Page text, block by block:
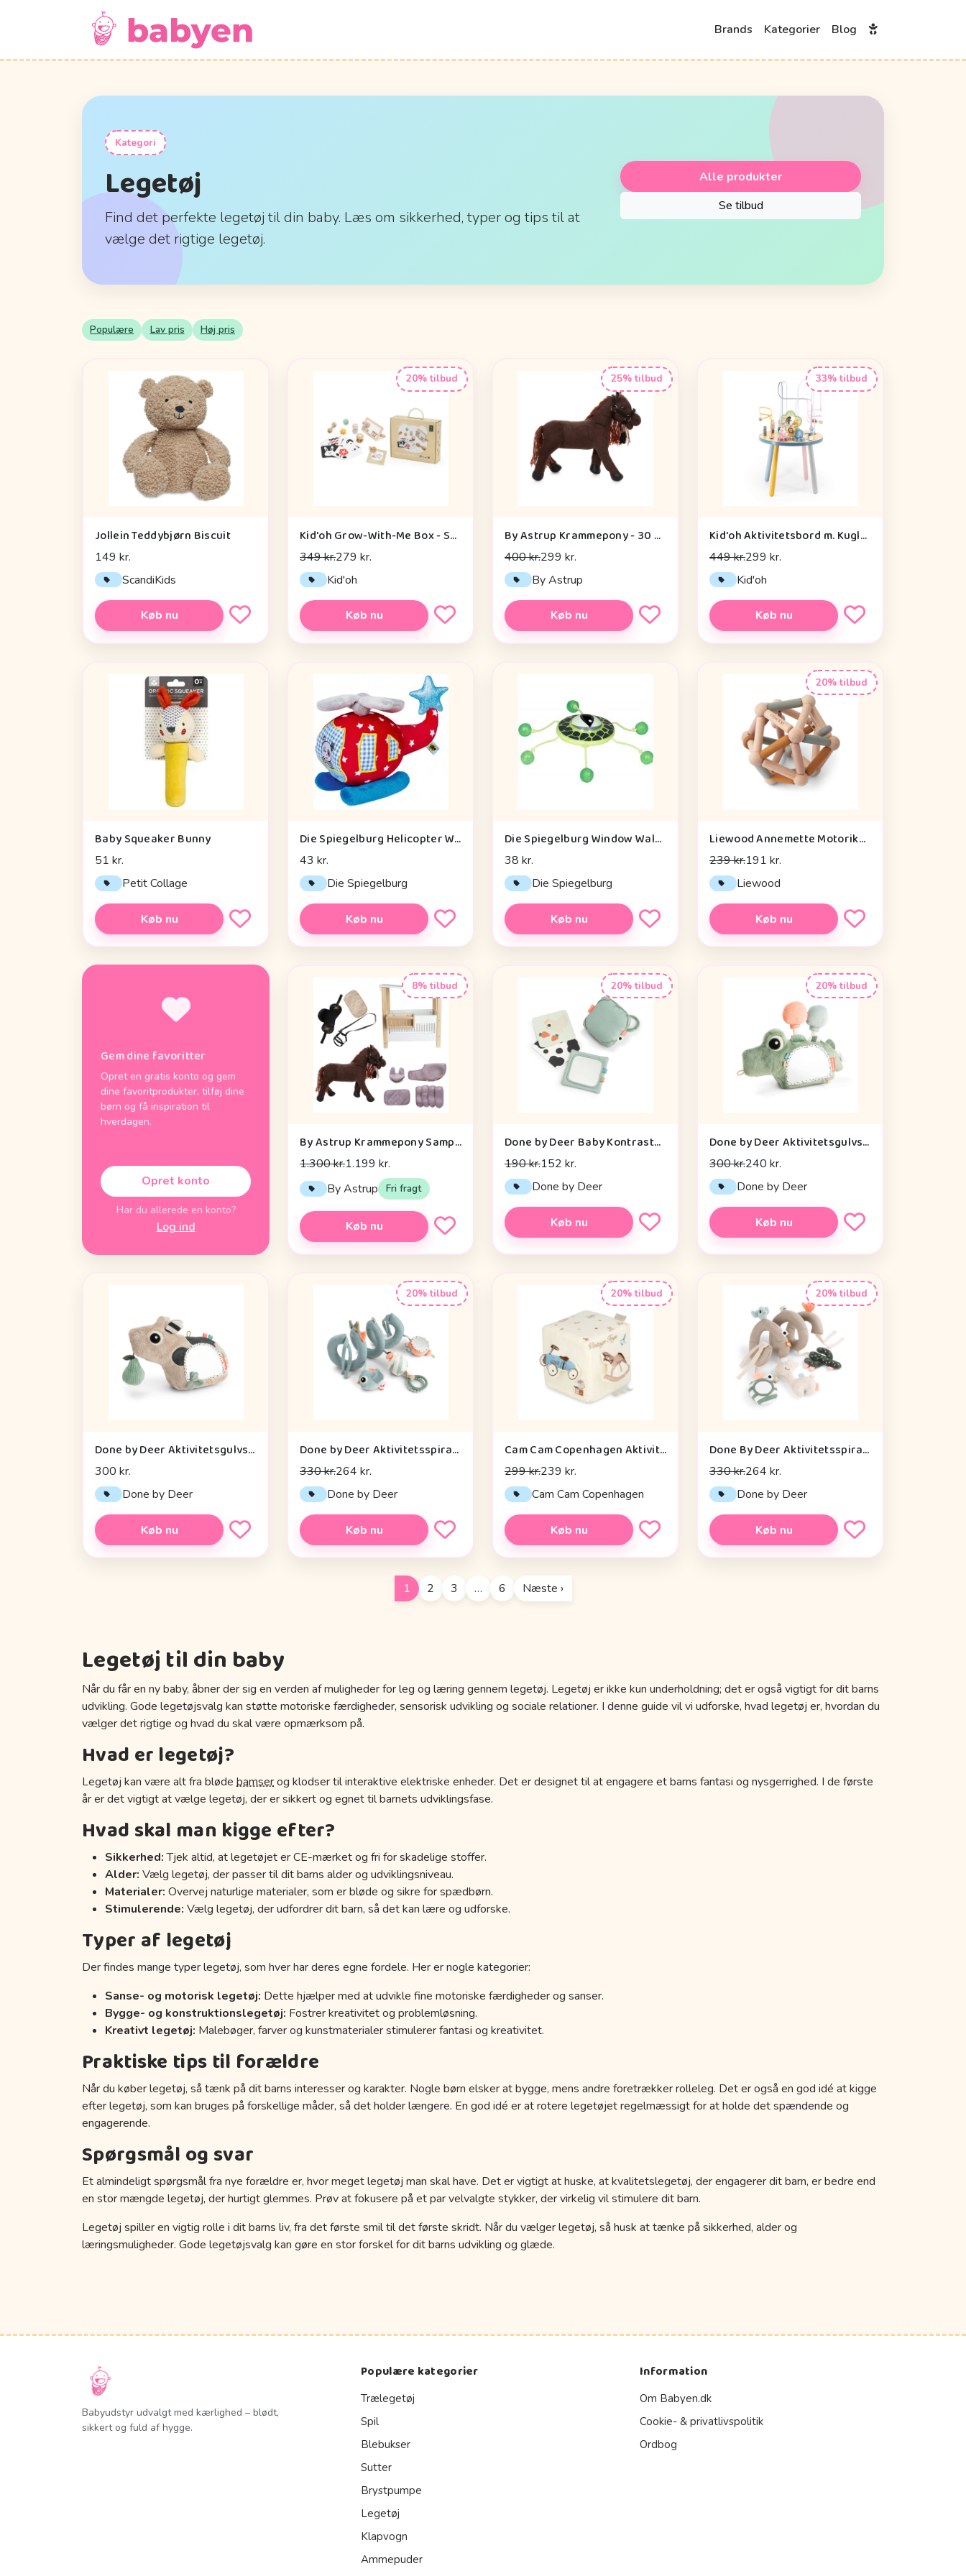
Brands Kategorier Blog
Kategori
Legetøj
Find det perfekte legetøj til din baby. Læs om sikkerhed, typer og tips til at
vælge det rigtige legetøj.
Alle produkter
Se tilbud
Populære Lav pris Høj pris
Jollein Teddybjørn Biscuit
149 kr.
ScandiKids
Køb nu
20% tilbud
Kid'oh Grow-With-Me Box - Sensory Seekers (0-6 mdr.)
349 kr.279 kr.
Kid'oh
Køb nu
25% tilbud
By Astrup Krammepony - 30 cm. - Pixie - Brun
400 kr.299 kr.
By Astrup
Køb nu
33% tilbud
Kid'oh Aktivitetsbord m. Kuglespiraler
449 kr.299 kr.
Kid'oh
Køb nu
Baby Squeaker Bunny
51 kr.
Petit Collage
Køb nu
Die Spiegelburg Helicopter With Vibration Module Baby Charms - Legetøj
43 kr.
Die Spiegelburg
Køb nu
Die Spiegelburg Window Walker Wild+cool - Legetøj
38 kr.
Die Spiegelburg
Køb nu
20% tilbud
Liewood Annemette Motorikbold - Mustard Multi Mix
239 kr.191 kr.
Liewood
Køb nu
Gem dine favoritter
Opret en gratis konto og gem
dine favoritprodukter, tilføj dine
børn og få inspiration til
hverdagen.
Opret konto
Har du allerede en konto?
Log ind
8% tilbud
By Astrup Krammepony Sampak - Pixie - Bundle 2
1.300 kr.1.199 kr.
By Astrup Fri fragt
Køb nu
20% tilbud
Done by Deer Baby Kontrastkortholder - Tiny Farm - Grøn
190 kr.152 kr.
Done by Deer
Køb nu
20% tilbud
Done by Deer Aktivitetsgulvspejl - Croco - Grøn
300 kr.240 kr.
Done by Deer
Køb nu
Done by Deer Aktivitetsgulvspejl - Dotti - Sand
300 kr.
Done by Deer
Køb nu
20% tilbud
Done by Deer Aktivitetsspiral - Celebration - Blå
330 kr.264 kr.
Done by Deer
Køb nu
20% tilbud
Cam Cam Copenhagen Aktivitetsterning - OCS - Vintage Toys
299 kr.239 kr.
Cam Cam Copenhagen
Køb nu
20% tilbud
Done By Deer Aktivitetsspiral - Lalee Sand
330 kr.264 kr.
Done by Deer
Køb nu
1 2 3 … 6 Næste ›
Legetøj til din baby
Når du får en ny baby, åbner der sig en verden af muligheder for leg og læring gennem legetøj. Legetøj er ikke kun underholdning; det er også vigtigt for dit barns
udvikling. Gode legetøjsvalg kan støtte motoriske færdigheder, sensorisk udvikling og sociale relationer. I denne guide vil vi udforske, hvad legetøj er, hvordan du
vælger det rigtige og hvad du skal være opmærksom på.
Hvad er legetøj?
Legetøj kan være alt fra bløde bamserog klodser til interaktive elektriske enheder. Det er designet til at engagere et barns fantasi og nysgerrighed. I de første
år er det vigtigt at vælge legetøj, der er sikkert og egnet til barnets udviklingsfase.
Hvad skal man kigge efter?
Sikkerhed:Tjek altid, at legetøjet er CE-mærket og fri for skadelige stoffer.
Alder: Vælg legetøj, der passer til dit barns alder og udviklingsniveau.
Materialer: Overvej naturlige materialer, som er bløde og sikre for spædbørn.
Stimulerende: Vælg legetøj, der udfordrer dit barn, så det kan lære og udforske.
Typer af legetøj
Der findes mange typer legetøj, som hver har deres egne fordele. Her er nogle kategorier:
Sanse- og motorisk legetøj: Dette hjælper med at udvikle fine motoriske færdigheder og sanser.
Bygge- og konstruktionslegetøj: Fostrer kreativitet og problemløsning.
Kreativt legetøj: Malebøger, farver og kunstmaterialer stimulerer fantasi og kreativitet.
Praktiske tips til forældre
Når du køber legetøj, så tænk på dit barns interesser og karakter. Nogle børn elsker at bygge, mens andre foretrækker rolleleg. Det er også en god idé at kigge
efter legetøj, som kan bruges på forskellige måder, så det holder længere. En god idé er at rotere legetøjet regelmæssigt for at holde det spændende og
engagerende.
Spørgsmål og svar
Et almindeligt spørgsmål fra nye forældre er, hvor meget legetøj man skal have. Det er vigtigt at huske, at kvalitetslegetøj, der engagerer dit barn, er bedre end
en stor mængde legetøj, der hurtigt glemmes. Prøv at fokusere på et par velvalgte stykker, der virkelig vil stimulere dit barn.
Legetøj spiller en vigtig rolle i dit barns liv, fra det første smil til det første skridt. Når du vælger legetøj, så husk at tænke på sikkerhed, alder og
læringsmuligheder. Gode legetøjsvalg kan gøre en stor forskel for dit barns udvikling og glæde.
Babyudstyr udvalgt med kærlighed – blødt,
sikkert og fuld af hygge.
Populære kategorier
Trælegetøj
Spil
Blebukser
Sutter
Brystpumpe
Legetøj
Klapvogn
Ammepuder
Information
Om Babyen.dk
Cookie- & privatlivspolitik
Ordbog